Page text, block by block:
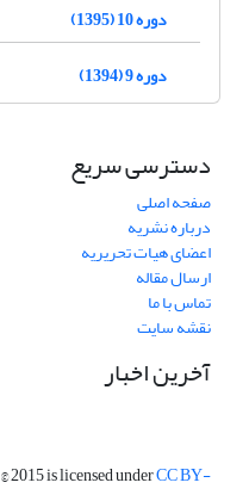
دوره 10 (1395)
دوره 9 (1394)
دسترسی سریع
صفحه اصلی
درباره نشریه
اعضای هیات تحریریه
ارسال مقاله
تماس با ما
نقشه سایت
آخرین اخبار
© 2015 is licensed underCC BY-